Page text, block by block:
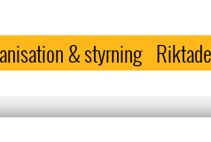
& styrning